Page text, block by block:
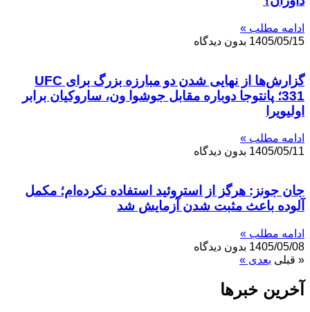
ادامه مطلب »
1405/05/15 بدون دیدگاه
گزارش‌ها از نهایی شدن دو مبارزه بزرگ برای UFC
331؛ پانتوجا دوباره مقابل جوشوا ون، ساروکیان برابر
اولیویرا
ادامه مطلب »
1405/05/11 بدون دیدگاه
جان جونز: هرگز از استروئید استفاده نکرده‌ام؛ مکمل
آلوده باعث مثبت شدن آزمایش شد
ادامه مطلب »
1405/05/08 بدون دیدگاه
« قبلی بعدی »
آخرین خبر‌‌ها